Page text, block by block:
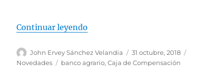
Continuar leyendo
Autor
John Ervey Sánchez Velandia
Publicado
el
31 octubre, 2018
Novedades
Etiquetas
banco agrario,Caja de Compensación